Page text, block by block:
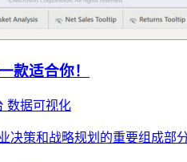
款适合你！
数据可视化
决策和战略规划的重要组成